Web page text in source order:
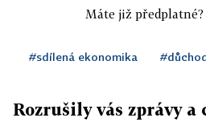
Máte již předplatné?
#sdílená ekonomika
Rozrušily vás zprávy a